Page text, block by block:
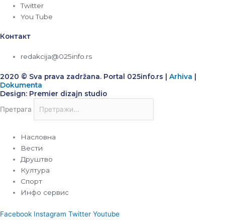
Twitter
You Tube
Контакт
redakcija@025info.rs
2020 © Sva prava zadržana. Portal 025info.rs | Arhiva
Dokumenta
Design: Premier dizajn studio
Претрага
Насловна
Вести
Друштво
Култура
Спорт
Инфо сервис
Facebook Instagram Twitter Youtube